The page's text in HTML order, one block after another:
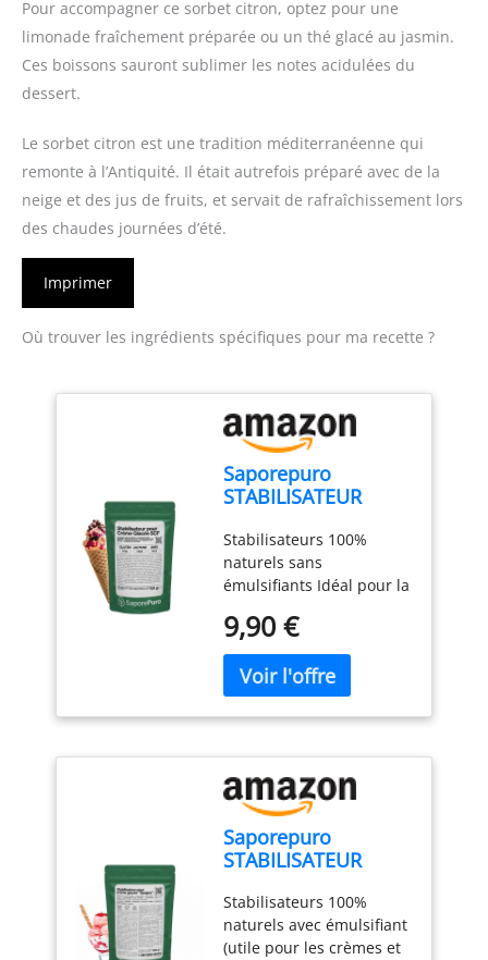
Pour accompagner ce sorbet citron, optez pour une
limonade fraîchement préparée ou un thé glacé au jasmin.
Ces boissons sauront sublimer les notes acidulées du
dessert.
Le sorbet citron est une tradition méditerranéenne qui
remonte à l’Antiquité. Il était autrefois préparé avec de la
neige et des jus de fruits, et servait de rafraîchissement lors
des chaudes journées d’été.
Imprimer
Où trouver les ingrédients spécifiques pour ma recette ?
Saporepuro
STABILISATEUR
SORBETS 50 GR
Stabilisateurs 100%
naturels sans
émulsifiants Idéal pour la
sorbets à froid Dosage
recommandé 4 gr / kg
Ingrédients:
maltodextrine, gomme de
tara, farine de guar SANS
9,90 €
Saporepuro
STABILISATEUR
SORBETS (S) avec
émulsifiant - 250 GR
Stabilisateurs 100%
naturels avec émulsifiant
(utile pour les crèmes et